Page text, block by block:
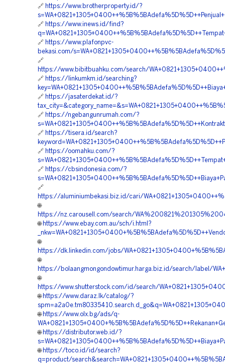
🔗 https://www.brotherproperty.id/?
🔗 https://www.inews.id/find?
🔗 https://www.plafonpvc-
bekasi.com/
🔗
https://www.bibitbuahku.com/search/
🔗 https://linkumkm.id/searching?
🔗 https://jasaterdekat.id/?
🔗 https://ngebangunrumah.com/?
🔗 https://tisera.id/search?
🔗 https://oomahku.com/?
🔗 https://cbsindonesia.com/?
🔗
https://aluminiumbekasi.biz.id/cari/
🌐
https://nz.carousell.com/search/
🌐 https://www.ebay.com.au/sch/i.html?
🌐
https://dk.linkedin.com/jobs/
🌐
https://bolaangmongondowtimur.harga.biz.id/search/label/
🌐
https://www.shutterstock.com/id/search/
🌐 https://www.daraz.lk/catalog/?
🌐 https://www.olx.bg/ads/q-
🌐 https://distributor.web.id/?
🌐 https://toco.id/id/search?
q=product/